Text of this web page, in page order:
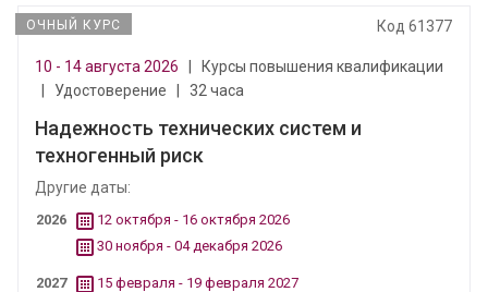
ОЧНЫЙ КУРС Код 61377
10 - 14 августа 2026
Курсы повышения квалификации
Удостоверение 32 часа
Надежность технических систем и
техногенный риск
Другие даты:
2026
12 октября - 16 октября 2026
30 ноября - 04 декабря 2026
2027
15 февраля - 19 февраля 2027